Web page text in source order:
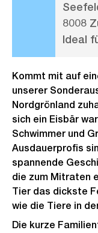
8008
Ideal
Kommt mit auf
unserer
Nordgrönland
sich ein Eisbär
Schwimmer und
Ausdauerprofis
spannende
die zum Mitraten
Tier das dickste
wie die Tiere in
Die kurze